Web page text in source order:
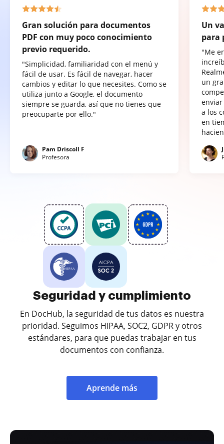
Gran solución para documentos
PDF con muy poco conocimiento
previo requerido.
"Simplicidad, familiaridad con el menú y
fácil de usar. Es fácil de navegar, hacer
cambios y editar lo que necesites. Como se
utiliza junto a Google, el documento
siempre se guarda, así que no tienes que
preocuparte por ello."
Pam Driscoll F
Profesora
Un
para
"Me
un
a los
en
Seguridad y cumplimiento
En DocHub, la seguridad de tus datos es nuestra
prioridad. Seguimos HIPAA, SOC2, GDPR y otros
estándares, para que puedas trabajar en tus
documentos con confianza.
Aprende más